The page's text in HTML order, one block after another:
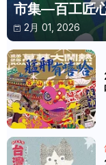
市集—百工匠
2月 01, 2026